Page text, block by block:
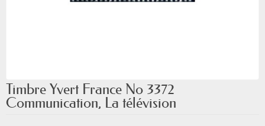
Timbre Yvert France No 3372
Communication, La télévision